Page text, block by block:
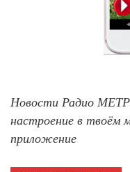
Новости Радио
настроение в твоём
приложение